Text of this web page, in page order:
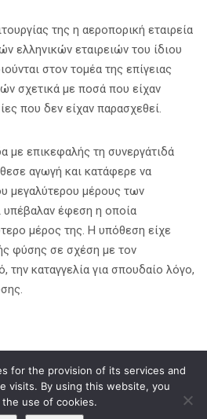
της η αεροπορική εταιρεία
ελληνικών εταιρειών του ίδιου
στον τομέα της επίγειας
σχετικά με ποσά που είχαν
που δεν είχαν παρασχεθεί.
με επικεφαλής τη συνεργάτιδά
αγωγή και κατάφερε να
μεγαλύτερου μέρους των
υπέβαλαν έφεση η οποία
μέρος της. Η υπόθεση είχε
φύσης σε σχέση με τον
την καταγγελία για σπουδαίο λόγο,
σε
for the provision of its services and
visits. By using this website, you
use of cookies.